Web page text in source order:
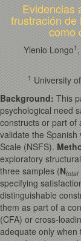
Evidencias
frustración de
como
Ylenio Longo1
1 University
Background: This
psychological need
constructs or part of
validate the
Scale (NSFS).
exploratory
three samples (Ntotal
specifying
distinguishable
them as part of a
(CFA) or cross-
adequate only